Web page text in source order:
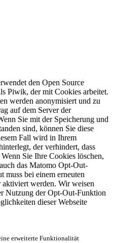
den Open Source
Piwik, der mit Cookies arbeitet.
werden anonymisiert und zu
auf dem Server der
Sie mit der Speicherung und
sind, können Sie diese
Fall wird in Ihrem
der verhindert, dass
Sie Ihre Cookies löschen,
das Matomo Opt-Out-
muss bei einem erneuten
aktiviert werden. Wir weisen
Nutzung der Opt-Out-Funktion
dieser Webseite
erweiterte Funktionalität